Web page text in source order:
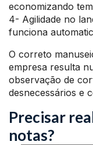
economizando
4- Agilidade no
funciona
O correto
empresa resulta
observação de
desnecessários e
Precisar
notas?